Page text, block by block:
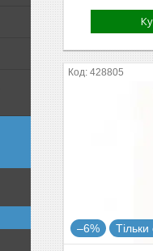
428805
–6% Тільки